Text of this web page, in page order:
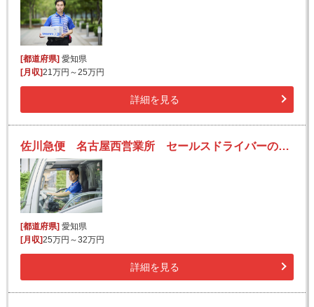
[都道府県] 愛知県
[月収]21万円～25万円
詳細を見る
佐川急便 名古屋西営業所 セールスドライバーの求人！安定収入と働きがい！大手の佐川急便で長期的に活躍できるチャンス♪
[都道府県] 愛知県
[月収]25万円～32万円
詳細を見る